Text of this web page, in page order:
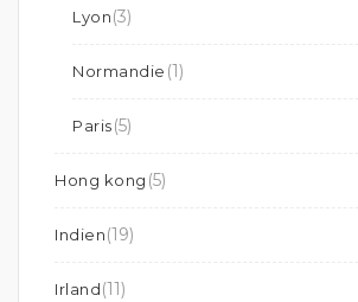
Lyon(3)
Normandie (1)
Paris(5)
Hong kong (5)
Indien(19)
Irland(11)